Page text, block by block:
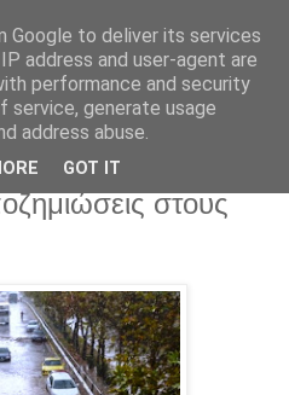
καταιγίδα στη
στους
Google to deliver its services
address and user-agent are
performance and security
generate usage
address abuse.
GOT IT